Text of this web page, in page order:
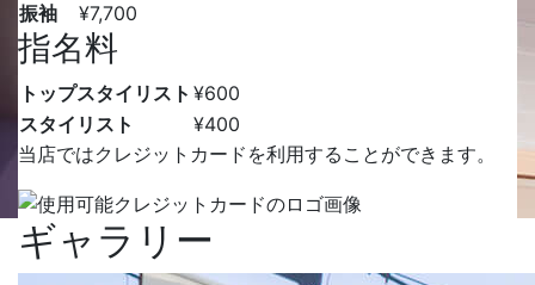
振袖
¥7,700
指名料
トップスタイリスト ¥600
スタイリスト
¥400
当店ではクレジットカードを利用することができます。
ギャラリー